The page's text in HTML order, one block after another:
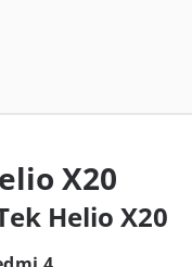
X20
Helio X20